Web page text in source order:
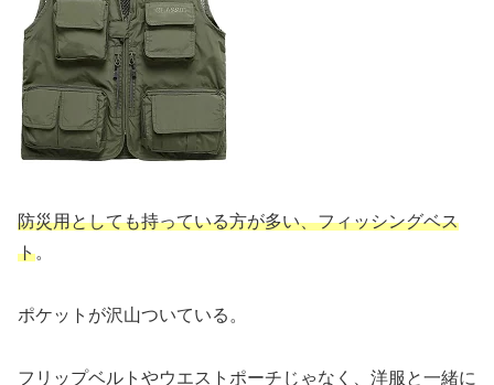
防災用としても持っている方が多い、フィッシングベス
ト。
ポケットが沢山ついている。
フリップベルトやウエストポーチじゃなく、洋服と一緒に